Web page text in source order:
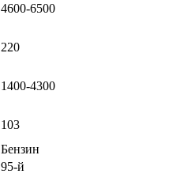
4600-6500
220
1400-4300
103
Бензин
95-й